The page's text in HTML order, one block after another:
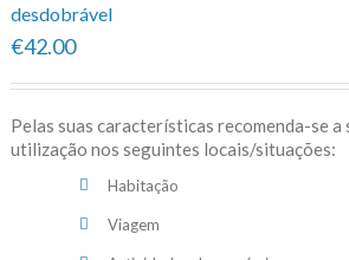
desdobrável
€42.00
Pelas suas características recomenda-se a
utilização nos seguintes locais/situações:
Habitação
Viagem